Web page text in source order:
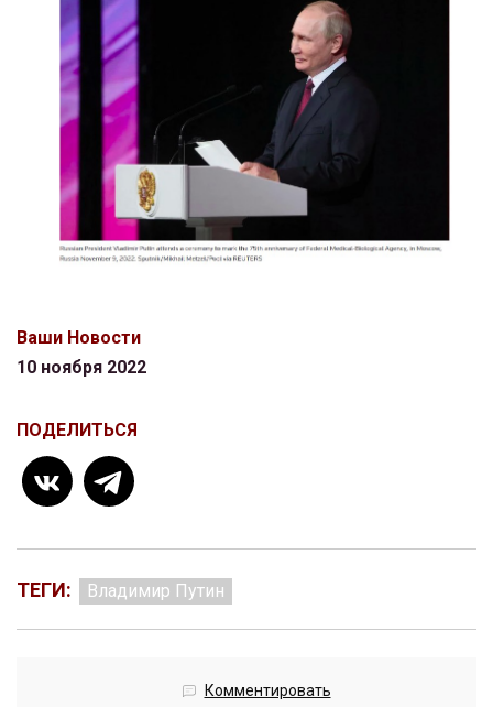
Ваши Новости
10 ноября 2022
ПОДЕЛИТЬСЯ
ТЕГИ: Владимир Путин
Комментировать